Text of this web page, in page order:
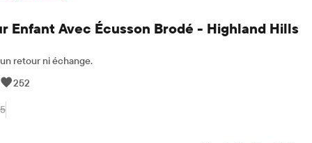
Enfant Avec Écusson Brodé - Highland Hills
retour ni échange.
252
​​d'origine: $112.95